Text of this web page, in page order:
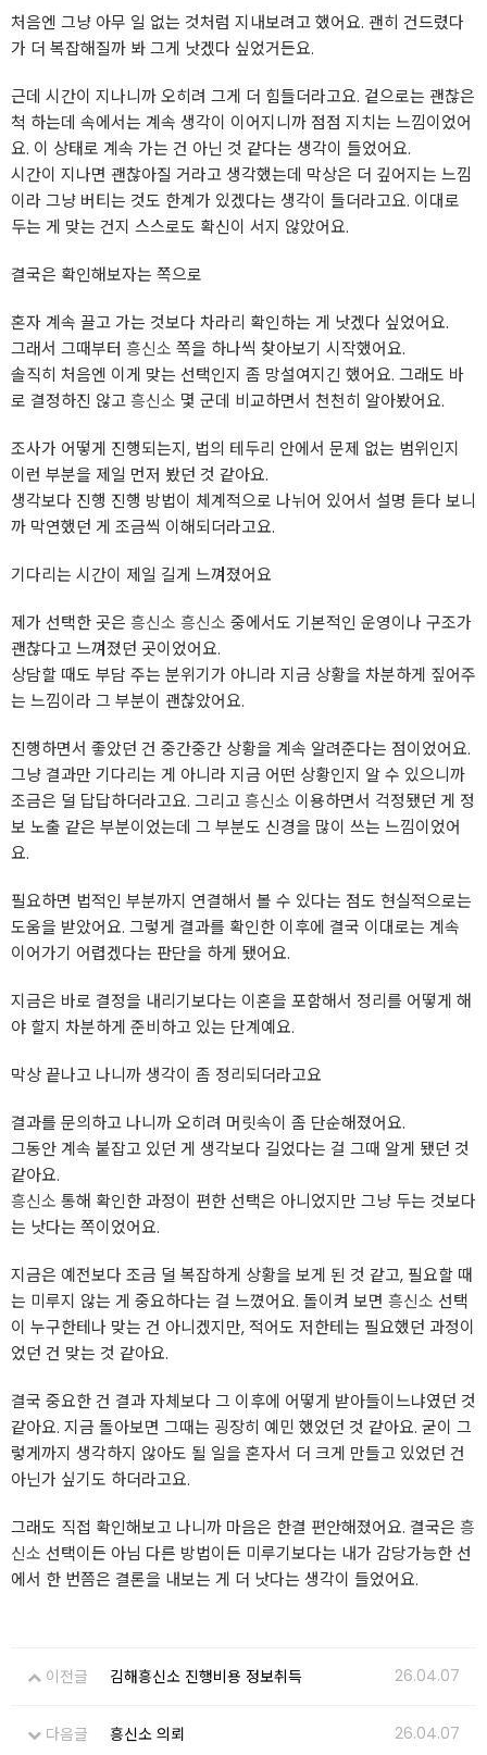
처음엔 그냥 아무 일 없는 것처럼 지내보려고 했어요. 괜히 건드렸다
가 더 복잡해질까 봐 그게 낫겠다 싶었거든요.
근데 시간이 지나니까 오히려 그게 더 힘들더라고요. 겉으로는 괜찮은
척 하는데 속에서는 계속 생각이 이어지니까 점점 지치는 느낌이었어
요. 이 상태로 계속 가는 건 아닌 것 같다는 생각이 들었어요.
시간이 지나면 괜찮아질 거라고 생각했는데 막상은 더 깊어지는 느낌
이라 그냥 버티는 것도 한계가 있겠다는 생각이 들더라고요. 이대로
두는 게 맞는 건지 스스로도 확신이 서지 않았어요.
결국은 확인해보자는 쪽으로
혼자 계속 끌고 가는 것보다 차라리 확인하는 게 낫겠다 싶었어요.
그래서 그때부터 흥신소 쪽을 하나씩 찾아보기 시작했어요.
솔직히 처음엔 이게 맞는 선택인지 좀 망설여지긴 했어요. 그래도 바
로 결정하진 않고흥신소 몇 군데 비교하면서 천천히 알아봤어요.
조사가 어떻게 진행되는지, 법의 테두리 안에서 문제 없는 범위인지
이런 부분을 제일 먼저 봤던 것 같아요.
생각보다 진행 진행 방법이 체계적으로 나뉘어 있어서 설명 듣다 보니
까 막연했던 게 조금씩 이해되더라고요.
기다리는 시간이 제일 길게 느껴졌어요
제가 선택한 곳은 흥신소 흥신소 중에서도 기본적인 운영이나 구조가
괜찮다고 느껴졌던 곳이었어요.
상담할 때도 부담 주는 분위기가 아니라 지금 상황을 차분하게 짚어주
는 느낌이라 그 부분이 괜찮았어요.
진행하면서 좋았던 건 중간중간 상황을 계속 알려준다는 점이었어요.
그냥 결과만 기다리는 게 아니라 지금 어떤 상황인지 알 수 있으니까
조금은 덜 답답하더라고요. 그리고흥신소 이용하면서 걱정됐던 게 정
보 노출 같은 부분이었는데 그 부분도 신경을 많이 쓰는 느낌이었어
요.
필요하면 법적인 부분까지 연결해서 볼 수 있다는 점도 현실적으로는
도움을 받았어요. 그렇게 결과를 확인한 이후에 결국 이대로는 계속
이어가기 어렵겠다는 판단을 하게 됐어요.
지금은 바로 결정을 내리기보다는 이혼을 포함해서 정리를 어떻게 해
야 할지 차분하게 준비하고 있는 단계예요.
막상 끝나고 나니까 생각이 좀 정리되더라고요
결과를 문의하고 나니까 오히려 머릿속이 좀 단순해졌어요.
그동안 계속 붙잡고 있던 게 생각보다 길었다는 걸 그때 알게 됐던 것
같아요.
흥신소 통해 확인한 과정이 편한 선택은 아니었지만 그냥 두는 것보다
는 낫다는 쪽이었어요.
지금은 예전보다 조금 덜 복잡하게 상황을 보게 된 것 같고, 필요할 때
는 미루지 않는 게 중요하다는 걸 느꼈어요. 돌이켜 보면 흥신소 선택
이 누구한테나 맞는 건 아니겠지만, 적어도 저한테는 필요했던 과정이
었던 건 맞는 것 같아요.
결국 중요한 건 결과 자체보다 그 이후에 어떻게 받아들이느냐였던 것
같아요. 지금 돌아보면 그때는 굉장히 예민 했었던 것 같아요. 굳이 그
렇게까지 생각하지 않아도 될 일을 혼자서 더 크게 만들고 있었던 건
아닌가 싶기도 하더라고요.
그래도 직접 확인해보고 나니까 마음은 한결 편안해졌어요. 결국은 흥
신소 선택이든 아님 다른 방법이든 미루기보다는 내가 감당가능한 선
에서 한 번쯤은 결론을 내보는 게 더 낫다는 생각이 들었어요.
이전글 김해흥신소 진행비용 정보취득 26.04.07
다음글 흥신소 의뢰 26.04.07